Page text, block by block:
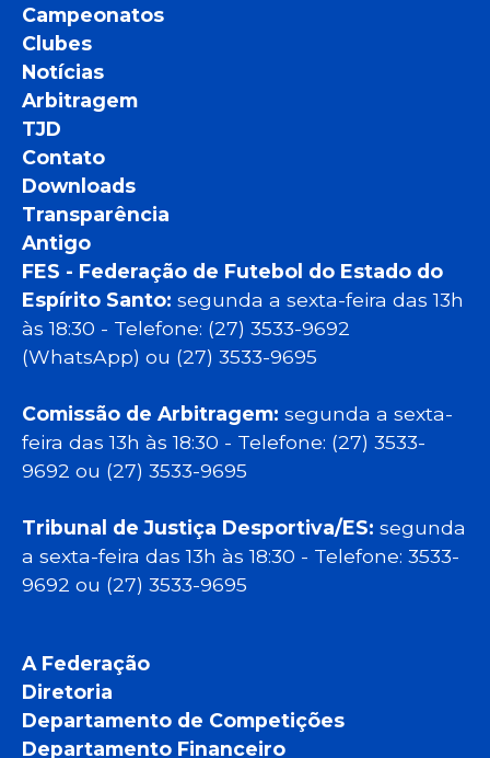
Campeonatos
Clubes
Notícias
Arbitragem
TJD
Contato
Downloads
Transparência
Antigo
FES - Federação de Futebol do Estado do
Espírito Santo: segunda a sexta-feira das 13h
às 18:30 - Telefone: (27) 3533-9692
(WhatsApp) ou (27) 3533-9695
Comissão de Arbitragem: segunda a sexta-
feira das 13h às 18:30 - Telefone: (27) 3533-
9692 ou (27) 3533-9695
Tribunal de Justiça Desportiva/ES: segunda
a sexta-feira das 13h às 18:30 - Telefone: 3533-
9692 ou (27) 3533-9695
A Federação
Diretoria
Departamento de Competições
Departamento Financeiro